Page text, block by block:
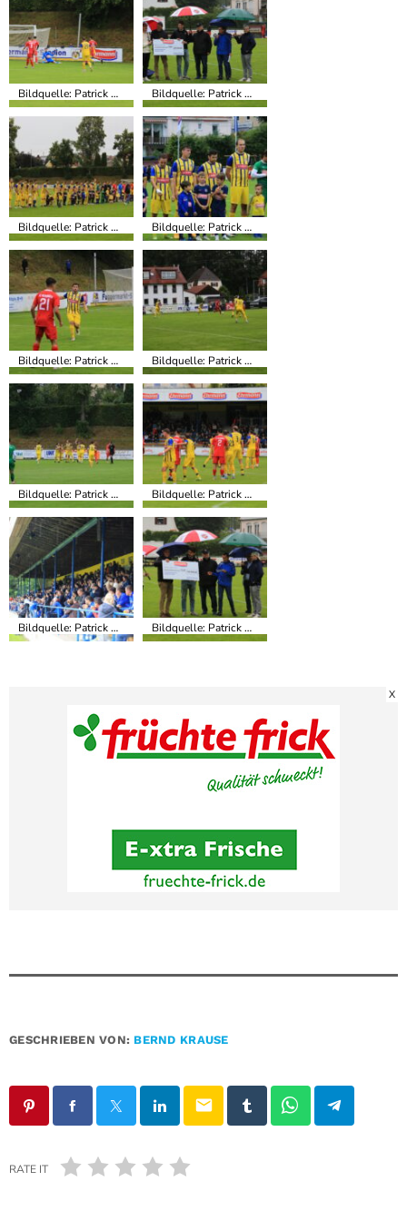
Bildquelle: Patrick Miller, TSV Babenhausen Bildquelle: Patrick Miller, TSV Babenhausen
Bildquelle: Patrick Miller, TSV Babenhausen Bildquelle: Patrick Miller, TSV Babenhausen
Bildquelle: Patrick Miller, TSV Babenhausen Bildquelle: Patrick Miller, TSV Babenhausen
Bildquelle: Patrick Miller, TSV Babenhausen Bildquelle: Patrick Miller, TSV Babenhausen
Bildquelle: Patrick Miller, TSV Babenhausen Bildquelle: Patrick Miller, TSV Babenhausen
X
GESCHRIEBEN VON: BERND KRAUSE
email
RATE IT